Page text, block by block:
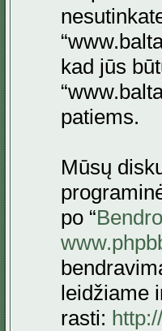
kad jūs
patiems.
Mūsų
po “
leidžiame
rasti: